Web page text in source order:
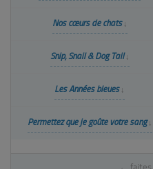
Nos cœurs de chats
Snip, Snail & Dog Tail
Les Années bleues
Permettez que je goûte votre sang